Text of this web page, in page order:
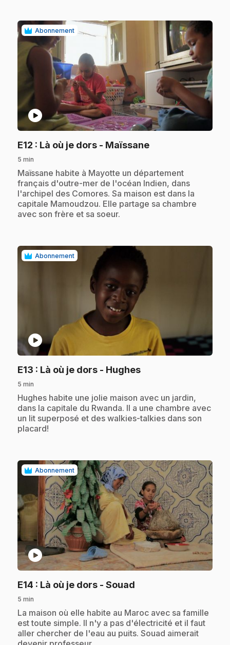
Abonnement
play_circle
E12 : Là où je dors - Maïssane.
5 min
.Maïssane habite à Mayotte un département
français d'outre-mer de l'océan Indien, dans
l'archipel des Comores. Sa maison est dans la
capitale Mamoudzou. Elle partage sa chambre
avec son frère et sa soeur.
Abonnement
play_circle
E13 : Là où je dors - Hughes.
5 min
.Hughes habite une jolie maison avec un jardin,
dans la capitale du Rwanda. Il a une chambre avec
un lit superposé et des walkies-talkies dans son
placard!
Abonnement
play_circle
E14 : Là où je dors - Souad
5 min
.La maison où elle habite au Maroc avec sa famille
est toute simple. Il n'y a pas d'électricité et il faut
aller chercher de l'eau au puits. Souad aimerait